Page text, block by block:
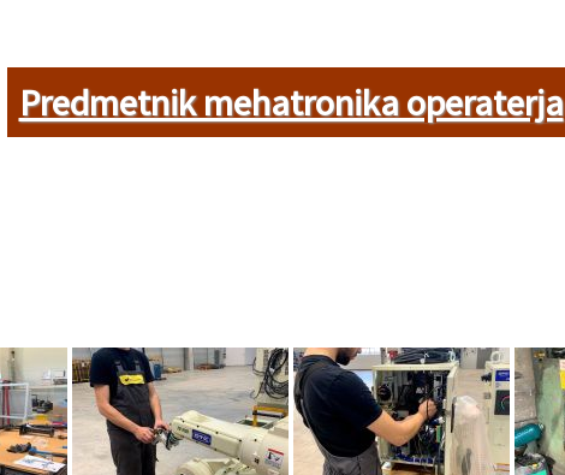
Predmetnik mehatronika operaterja